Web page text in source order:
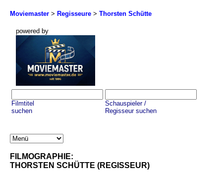
Moviemaster > Regisseure > Thorsten Schütte
powered by
Filmtitel
suchen
Schauspieler /
Regisseur suchen
FILMOGRAPHIE:
THORSTEN SCHÜTTE (REGISSEUR)